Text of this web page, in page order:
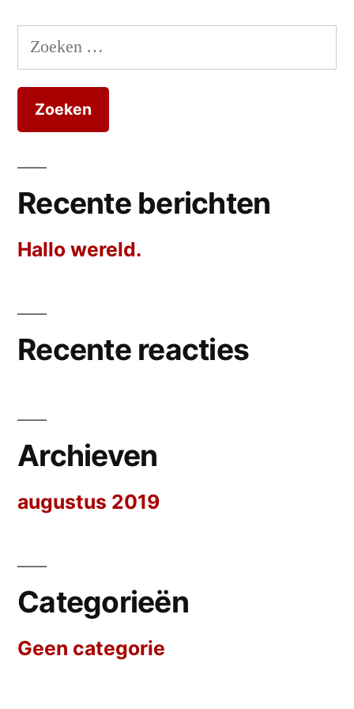
Zoeken
naar:
Recente berichten
Hallo wereld.
Recente reacties
Archieven
augustus 2019
Categorieën
Geen categorie